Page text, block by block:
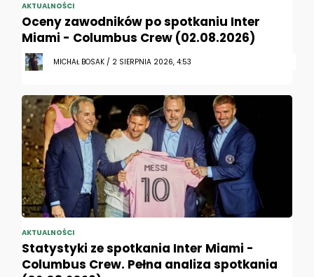
AKTUALNOŚCI
Oceny zawodników po spotkaniu Inter
Miami - Columbus Crew (02.08.2026)
MICHAŁ BOSAK / 2 SIERPNIA 2026, 4:53
AKTUALNOŚCI
Statystyki ze spotkania Inter Miami -
Columbus Crew. Pełna analiza spotkania